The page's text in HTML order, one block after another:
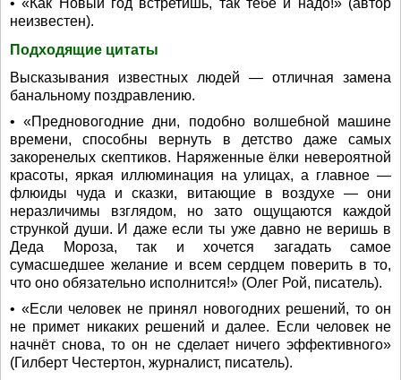
• «Как Новый год встретишь, так тебе и надо!» (автор
неизвестен).
Подходящие цитаты
Высказывания известных людей — отличная замена
банальному поздравлению.
• «Предновогодние дни, подобно волшебной машине
времени, способны вернуть в детство даже самых
закоренелых скептиков. Наряженные ёлки невероятной
красоты, яркая иллюминация на улицах, а главное —
флюиды чуда и сказки, витающие в воздухе — они
неразличимы взглядом, но зато ощущаются каждой
стрункой души. И даже если ты уже давно не веришь в
Деда Мороза, так и хочется загадать самое
сумасшедшее желание и всем сердцем поверить в то,
что оно обязательно исполнится!» (Олег Рой, писатель).
• «Если человек не принял новогодних решений, то он
не примет никаких решений и далее. Если человек не
начнёт снова, то он не сделает ничего эффективного»
(Гилберт Честертон, журналист, писатель).